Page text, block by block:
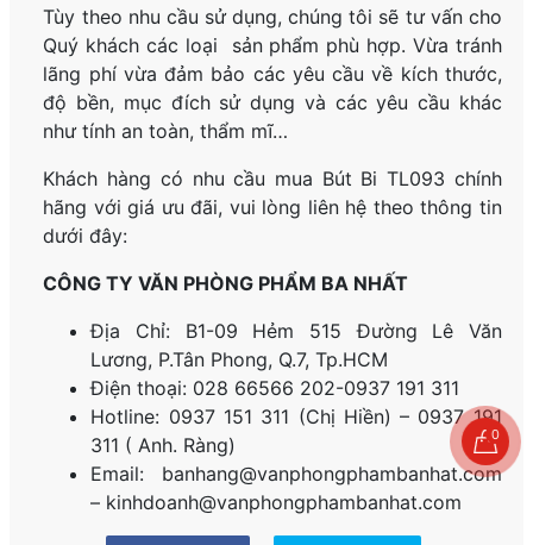
Tùy theo nhu cầu sử dụng, chúng tôi sẽ tư vấn cho
Quý khách các loại sản phẩm phù hợp. Vừa tránh
lãng phí vừa đảm bảo các yêu cầu về kích thước,
độ bền, mục đích sử dụng và các yêu cầu khác
như tính an toàn, thẩm mĩ…
Khách hàng có nhu cầu mua Bút Bi TL093 chính
hãng với giá ưu đãi, vui lòng liên hệ theo thông tin
dưới đây:
CÔNG TY VĂN PHÒNG PHẨM BA NHẤT
Địa Chỉ: B1-09 Hẻm 515 Đường Lê Văn
Lương, P.Tân Phong, Q.7, Tp.HCM
Điện thoại: 028 66566 202-0937 191 311
Hotline: 0937 151 311 (Chị Hiền) – 0937 191
311 ( Anh. Ràng)
Email: banhang@vanphongphambanhat.com
– kinhdoanh@vanphongphambanhat.com
0